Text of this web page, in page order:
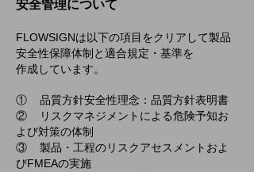
安全管理について
FLOWSIGNは以下の項目をクリアして製品
安全性保障体制と適合規定・基準を
作成しています。
① 品質方針安全性理念：品質方針表明書
② リスクマネジメントによる危険予知お
よび対策の体制
③ 製品・工程のリスクアセスメントおよ
びFMEAの実施